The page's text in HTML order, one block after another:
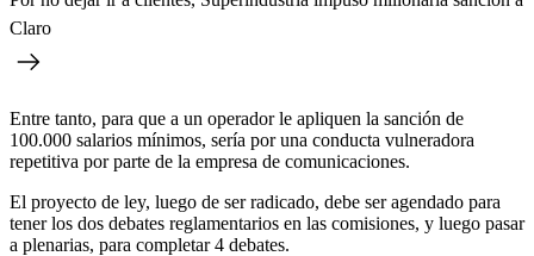
Claro
Entre tanto, para que a un operador le apliquen la sanción de
100.000 salarios mínimos, sería por una conducta vulneradora
repetitiva por parte de la empresa de comunicaciones.
El proyecto de ley, luego de ser radicado, debe ser agendado para
tener los dos debates reglamentarios en las comisiones, y luego pasar
a plenarias, para completar 4 debates.